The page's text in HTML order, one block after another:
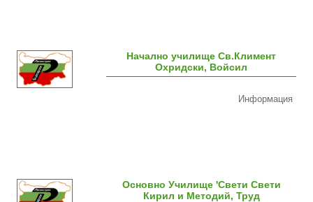
Начално училище Св.Климент
Охридски, Войсил
Информация
Основно Училище 'Свети Свети
Кирил и Методий, Труд